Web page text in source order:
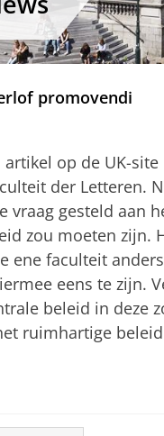
promovendi
op de UK-
der Letteren.
vraag gesteld aan
zou moeten zijn.
ene faculteit
eens te zijn.
beleid in deze
ruimhartige